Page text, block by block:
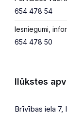
654 478 54
Iesniegumi,
654 478 50
Ilūkstes
Brīvības iela 7,